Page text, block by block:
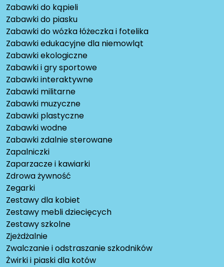
Zabawki do kąpieli
Zabawki do piasku
Zabawki do wózka łóżeczka i fotelika
Zabawki edukacyjne dla niemowląt
Zabawki ekologiczne
Zabawki i gry sportowe
Zabawki interaktywne
Zabawki militarne
Zabawki muzyczne
Zabawki plastyczne
Zabawki wodne
Zabawki zdalnie sterowane
Zapalniczki
Zaparzacze i kawiarki
Zdrowa żywność
Zegarki
Zestawy dla kobiet
Zestawy mebli dziecięcych
Zestawy szkolne
Zjeżdżalnie
Zwalczanie i odstraszanie szkodników
Żwirki i piaski dla kotów